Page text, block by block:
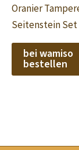
Oranier
Seitenstein Set
bei wamiso
bestellen